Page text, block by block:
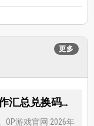
更多
【情报】2026年OP游戏官方人气作汇总兑换码大全，限时免费礼包领取-每月更新
OP游戏官网 2026年